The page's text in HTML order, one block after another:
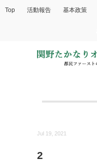
Top 活動報告 基本政策
Jul 19, 2021
2